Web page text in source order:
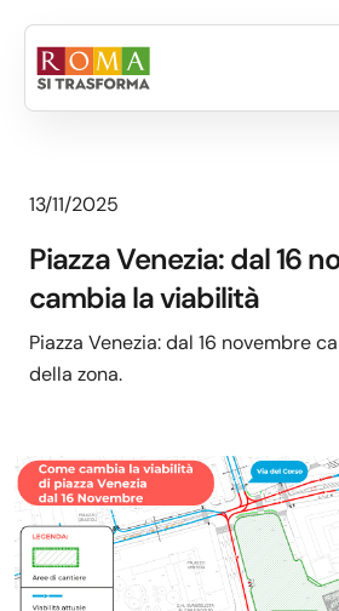
13/11/2025
Piazza Venezia: dal 16
cambia la viabilità
Piazza Venezia: dal 16 novembre
della zona.